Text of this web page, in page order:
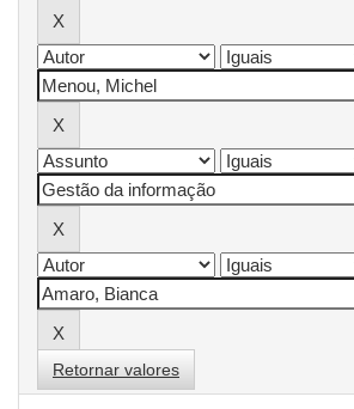
Retornar valores